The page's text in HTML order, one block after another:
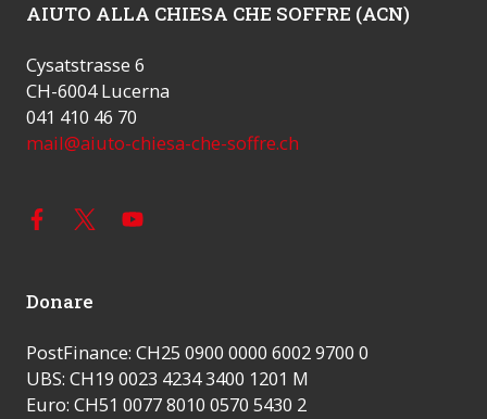
AIUTO ALLA CHIESA CHE SOFFRE (ACN)
Cysatstrasse 6
CH-6004 Lucerna
041 410 46 70
mail@aiuto-chiesa-che-soffre.ch
Donare
PostFinance: CH25 0900 0000 6002 9700 0
UBS: CH19 0023 4234 3400 1201 M
Euro: CH51 0077 8010 0570 5430 2